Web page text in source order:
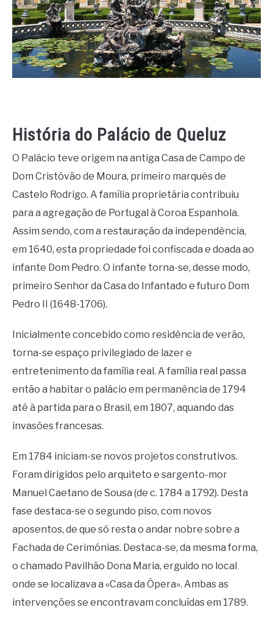
História do Palácio de Queluz
O Palácio teve origem na antiga Casa de Campo de
Dom Cristóvão de Moura, primeiro marquês de
Castelo Rodrigo. A família proprietária contribuiu
para a agregação de Portugal à Coroa Espanhola.
Assim sendo, com a restauração da independência,
em 1640, esta propriedade foi confiscada e doada ao
infante Dom Pedro. O infante torna-se, desse modo,
primeiro Senhor da Casa do Infantado e futuro Dom
Pedro II (1648-1706).
Inicialmente concebido como residência de verão,
torna-se espaço privilegiado de lazer e
entretenimento da família real. A família real passa
então a habitar o palácio em permanência de 1794
até à partida para o Brasil, em 1807, aquando das
invasões francesas.
Em 1784 iniciam-se novos projetos construtivos.
Foram dirigidos pelo arquiteto e sargento-mor
Manuel Caetano de Sousa (de c. 1784 a 1792). Desta
fase destaca-se o segundo piso, com novos
aposentos, de que só resta o andar nobre sobre a
Fachada de Cerimónias. Destaca-se, da mesma forma,
o chamado Pavilhão Dona Maria, erguido no local
onde se localizava a «Casa da Ópera». Ambas as
intervenções se encontravam concluídas em 1789.